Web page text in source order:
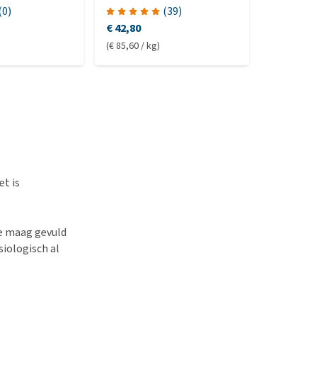
0)
(39)
€ 42,80
(€ 85,60 / kg)
is
gevuld
al